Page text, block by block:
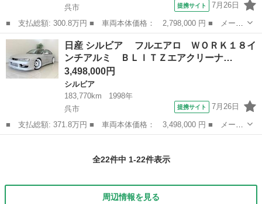
呉市 提携サイト 7月26日
■ 支払総額: 300.8万円 ■ 車両本体価格： 2,798,000 円 ■ メーカ
ー名： 日産 ■ 車種名： シルビア ■ グレード名： スペック
Ｓ Ｌパッケージ オートマ 社外１８インチアルミ フルエアロ
車高調 社...
広島 呉市 シルビア
日産 シルビア フルエアロ ＷＯＲＫ１８イ
ンチアルミ ＢＬＩＴＺエアクリーナ…
3,498,000円
シルビア
183,770km
1998年
呉市
提携サイト 7月26日
■ 支払総額: 371.8万円 ■ 車両本体価格： 3,498,000 円 ■ メーカ
ー名： 日産 ■ 車種名： シルビア ■ グレード名： フルエア
全22件中 1-22件表示
周辺情報を見る